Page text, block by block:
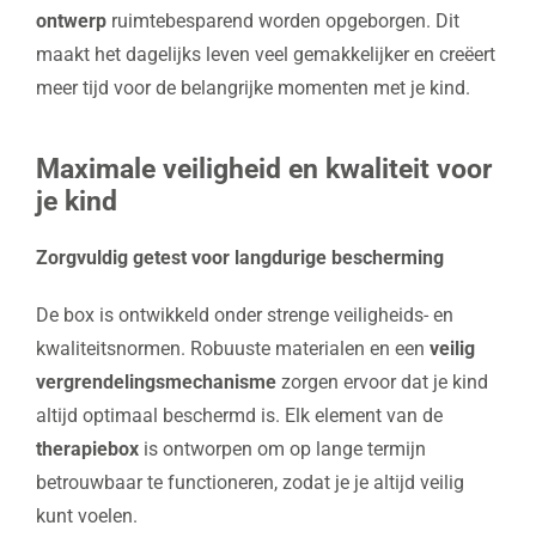
ontwerp ruimtebesparend worden opgeborgen. Dit
maakt het dagelijks leven veel gemakkelijker en creëert
meer tijd voor de belangrijke momenten met je kind.
Maximale veiligheid en kwaliteit voor
je kind
Zorgvuldig getest voor langdurige bescherming
De box is ontwikkeld onder strenge veiligheids- en
kwaliteitsnormen. Robuuste materialen en een veilig
vergrendelingsmechanisme zorgen ervoor dat je kind
altijd optimaal beschermd is. Elk element van de
therapiebox is ontworpen om op lange termijn
betrouwbaar te functioneren, zodat je je altijd veilig
kunt voelen.